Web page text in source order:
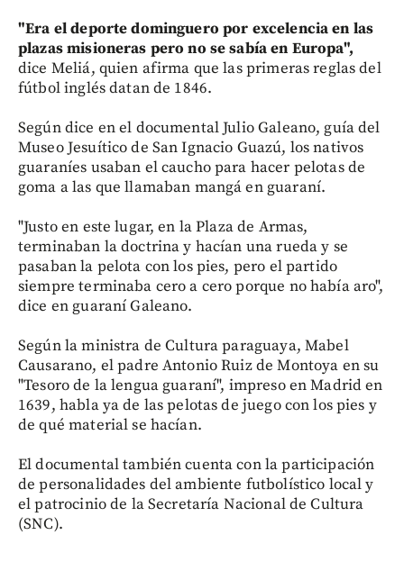
"Era el deporte dominguero por excelencia en las
plazas misioneras pero no se sabía en Europa",
dice Meliá, quien afirma que las primeras reglas del
fútbol inglés datan de 1846.
Según dice en el documental Julio Galeano, guía del
Museo Jesuítico de San Ignacio Guazú, los nativos
guaraníes usaban el caucho para hacer pelotas de
goma a las que llamaban mangá en guaraní.
"Justo en este lugar, en la Plaza de Armas,
terminaban la doctrina y hacían una rueda y se
pasaban la pelota con los pies, pero el partido
siempre terminaba cero a cero porque no había aro",
dice en guaraní Galeano.
Según la ministra de Cultura paraguaya, Mabel
Causarano, el padre Antonio Ruiz de Montoya en su
"Tesoro de la lengua guaraní", impreso en Madrid en
1639, habla ya de las pelotas de juego con los pies y
de qué material se hacían.
El documental también cuenta con la participación
de personalidades del ambiente futbolístico local y
el patrocinio de la Secretaría Nacional de Cultura
(SNC).